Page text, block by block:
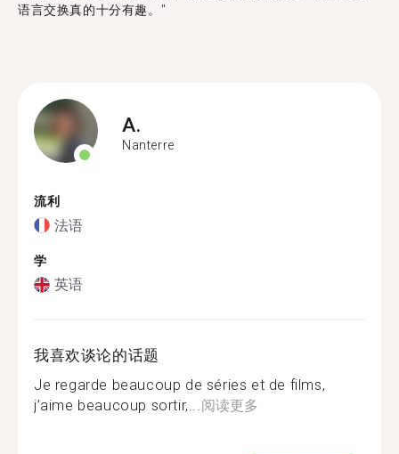
语言交换真的十分有趣。"
A.
Nanterre
流利
法语
学
英语
我喜欢谈论的话题
Je regarde beaucoup de séries et de films,
j’aime beaucoup sortir,...阅读更多